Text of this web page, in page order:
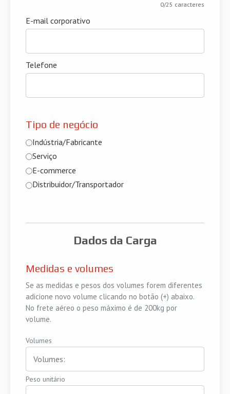
0/25 caracteres
E-mail corporativo
Telefone
Tipo de negócio
Indústria/Fabricante
Serviço
E-commerce
Distribuidor/Transportador
Dados da Carga
Medidas e volumes
Se as medidas e pesos dos volumes forem diferentes
adicione novo volume clicando no botão (+) abaixo.
No frete aéreo o peso máximo é de 200kg por
volume.
Volumes
Peso unitário